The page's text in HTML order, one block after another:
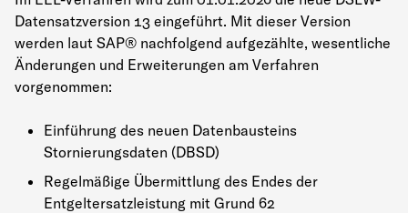
Datensatzversion 13 eingeführt. Mit dieser Version
werden laut SAP® nachfolgend aufgezählte, wesentliche
Änderungen und Erweiterungen am Verfahren
vorgenommen:
Einführung des neuen Datenbausteins
Stornierungsdaten (DBSD)
Regelmäßige Übermittlung des Endes der
Entgeltersatzleistung mit Grund 62